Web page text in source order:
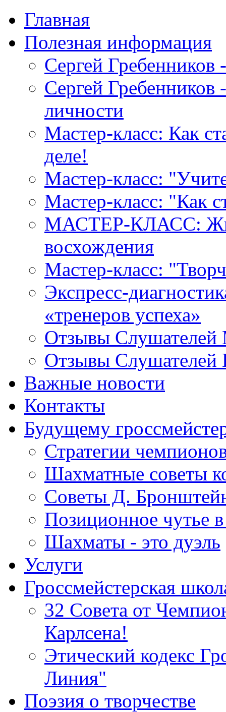
Главная
Полезная информация
Сергей
Сергей Гребенников
личности
Мастер-класс: Как
деле!
Мастер-класс:
Мастер-класс: "Как
МАСТЕР-КЛАСС:
восхождения
Мастер-класс:
Экспресс-
«тренеров успеха»
Отзывы Слушателей
Отзывы
Важные новости
Контакты
Будущему
Стратегии
Шахматные советы
Советы Д.
Позиционное чутье
Шахматы - это дуэль
Услуги
Гроссмейстерская
32 Совета от
Карлсена!
Этический кодекс
Линия"
Поэзия о творчестве